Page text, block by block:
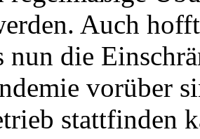
Auch
nun die
vorüber
stattfinden